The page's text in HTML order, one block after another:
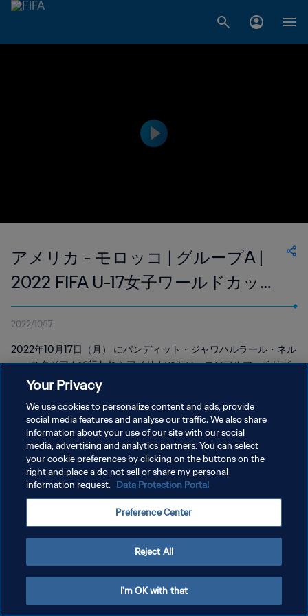
アメリカ - モロッコ | グループA |
2022 FIFA U-17女子ワールドカップ
インド ｜ハイライト
2022/10/17
2022年10月17日（月） にパンディット・ジャワハルラール・ネル
ー・スタジアムで行われたアメリカvsモロッコのフルマッチリプ
レイをご覧ください。
プライバシーポリシー
サービス利用規約
Your Privacy
We use cookies to personalize content and ads, provide
social media features and analyse our traffic. We also share
information about your use of our site with our social
media, advertising and analytics partners. You can select
your cookie preferences by clicking on the buttons on the
right and place a do not sell or share my personal
information request. Data Protection Portal
Preference Center
Reject All
I'm OK with that